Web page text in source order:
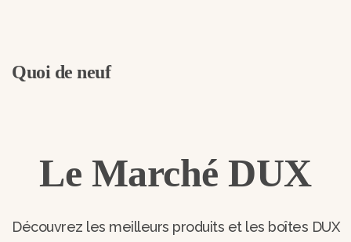
Quoi de neuf
Le Marché DUX
Découvrez les meilleurs produits et les boîtes DUX